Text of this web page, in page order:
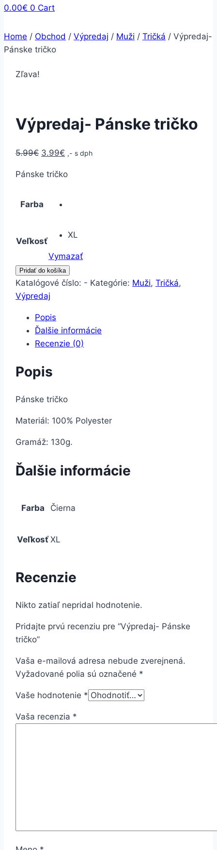
0.00€ 0 Cart
Home / Obchod / Výpredaj / Muži / Tričká / Výpredaj-
Pánske tričko
Zľava!
Výpredaj- Pánske tričko
5.99€ 3.99€ ,- s dph
Pánske tričko
Farba
Veľkosť
XL
Vymazať
množstvo
Výpredaj-
Pánske
Pridať do košíka
Katalógové číslo: - Kategórie: Muži, Tričká,
Výpredaj
Popis
Ďalšie informácie
Recenzie (0)
Popis
Pánske tričko
Materiál: 100% Polyester
Gramáž: 130g.
Ďalšie informácie
Farba Čierna
Veľkosť XL
Recenzie
Nikto zatiaľ nepridal hodnotenie.
Pridajte prvú recenziu pre “Výpredaj- Pánske
tričko”
Vaša e-mailová adresa nebude zverejnená.
Vyžadované polia sú označené *
Vaše hodnotenie *
Vaša recenzia *